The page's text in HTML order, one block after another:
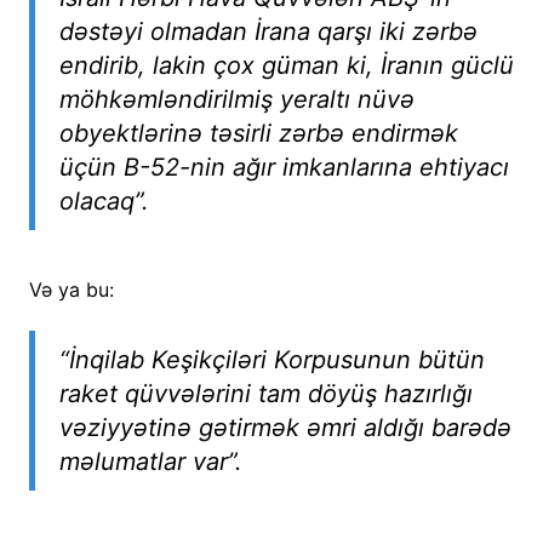
dəstəyi olmadan İrana qarşı iki zərbə
endirib, lakin çox güman ki, İranın güclü
möhkəmləndirilmiş yeraltı nüvə
obyektlərinə təsirli zərbə endirmək
üçün B-52-nin ağır imkanlarına ehtiyacı
olacaq”.
Və ya bu:
“İnqilab Keşikçiləri Korpusunun bütün
raket qüvvələrini tam döyüş hazırlığı
vəziyyətinə gətirmək əmri aldığı barədə
məlumatlar var”.